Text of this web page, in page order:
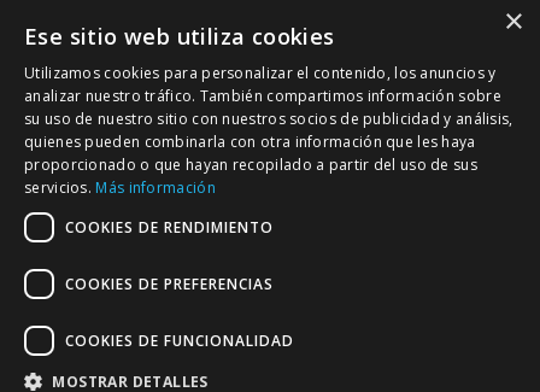
VALLADOLID DEPORTIVO
Colaboración Contacto
×
Ese sitio web utiliza cookies
Utilizamos cookies para personalizar el contenido, los anuncios y
analizar nuestro tráfico. También compartimos información sobre
su uso de nuestro sitio con nuestros socios de publicidad y análisis,
quienes pueden combinarla con otra información que les haya
proporcionado o que hayan recopilado a partir del uso de sus
servicios. Más información
COOKIES DE RENDIMIENTO
COOKIES DE PREFERENCIAS
COOKIES DE FUNCIONALIDAD
MOSTRAR DETALLES